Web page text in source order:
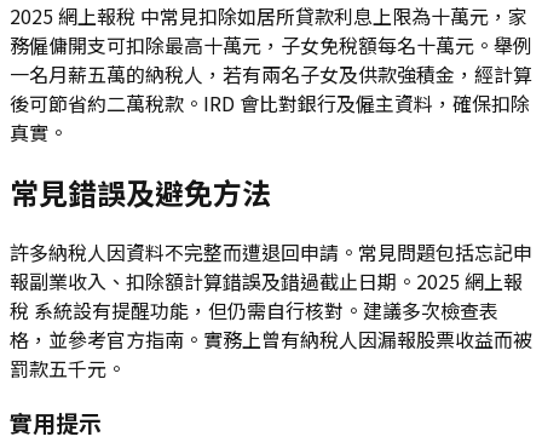
2025 網上報稅 中常見扣除如居所貸款利息上限為十萬元，家
務僱傭開支可扣除最高十萬元，子女免稅額每名十萬元。舉例
一名月薪五萬的納稅人，若有兩名子女及供款強積金，經計算
後可節省約二萬稅款。IRD 會比對銀行及僱主資料，確保扣除
真實。
常見錯誤及避免方法
許多納稅人因資料不完整而遭退回申請。常見問題包括忘記申
報副業收入、扣除額計算錯誤及錯過截止日期。2025 網上報
稅 系統設有提醒功能，但仍需自行核對。建議多次檢查表
格，並參考官方指南。實務上曾有納稅人因漏報股票收益而被
罰款五千元。
實用提示